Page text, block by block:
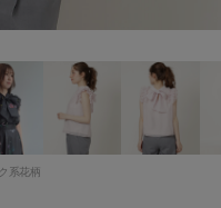
ズ：Fサイズ
ズ：Fサイズ
ズ：Fサイズ
ズ：Fサイズ
ズ：Fサイズ
ズ：Fサイズ
ズ：Fサイズ
ズ：Fサイズ
ズ：Fサイズ
ズ：Fサイズ
ズ：Fサイズ
ズ：Fサイズ
ズ：Fサイズ
ズ：Fサイズ
ズ：Fサイズ
ズ：Fサイズ
ズ：Fサイズ
ズ：Fサイズ
ズ：Fサイズ
ズ：Fサイズ
ズ：Fサイズ
系花柄